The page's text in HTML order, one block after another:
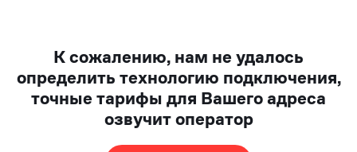
К сожалению, нам не удалось
определить технологию подключения,
точные тарифы для Вашего адреса
озвучит оператор